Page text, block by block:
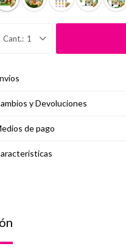
1
y Devoluciones
de pago